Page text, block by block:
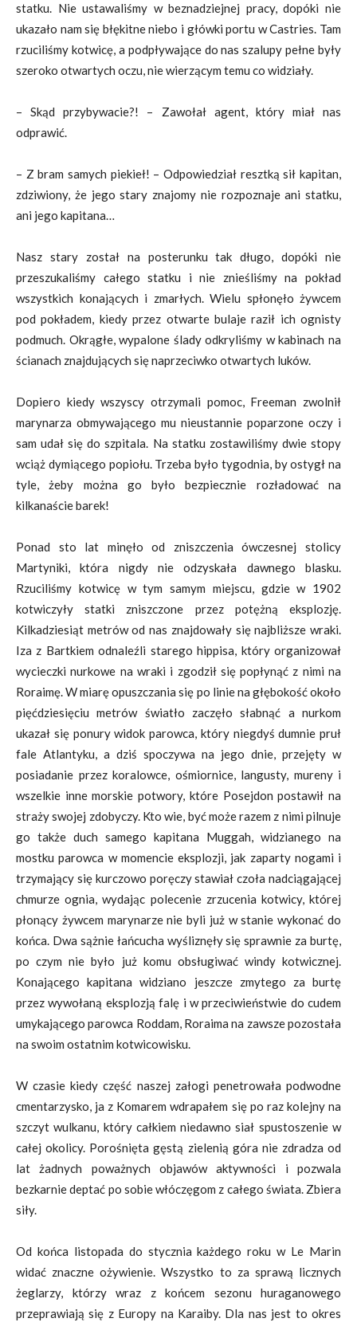
statku. Nie ustawaliśmy w beznadziejnej pracy, dopóki nie
ukazało nam się błękitne niebo i główki portu w Castries. Tam
rzuciliśmy kotwicę, a podpływające do nas szalupy pełne były
szeroko otwartych oczu, nie wierzącym temu co widziały.
– Skąd przybywacie?! – Zawołał agent, który miał nas
odprawić.
– Z bram samych piekieł! – Odpowiedział resztką sił kapitan,
zdziwiony, że jego stary znajomy nie rozpoznaje ani statku,
ani jego kapitana…
Nasz stary został na posterunku tak długo, dopóki nie
przeszukaliśmy całego statku i nie znieśliśmy na pokład
wszystkich konających i zmarłych. Wielu spłonęło żywcem
pod pokładem, kiedy przez otwarte bulaje raził ich ognisty
podmuch. Okrągłe, wypalone ślady odkryliśmy w kabinach na
ścianach znajdujących się naprzeciwko otwartych luków.
Dopiero kiedy wszyscy otrzymali pomoc, Freeman zwolnił
marynarza obmywającego mu nieustannie poparzone oczy i
sam udał się do szpitala. Na statku zostawiliśmy dwie stopy
wciąż dymiącego popiołu. Trzeba było tygodnia, by ostygł na
tyle, żeby można go było bezpiecznie rozładować na
kilkanaście barek!
Ponad sto lat minęło od zniszczenia ówczesnej stolicy
Martyniki, która nigdy nie odzyskała dawnego blasku.
Rzuciliśmy kotwicę w tym samym miejscu, gdzie w 1902
kotwiczyły statki zniszczone przez potężną eksplozję.
Kilkadziesiąt metrów od nas znajdowały się najbliższe wraki.
Iza z Bartkiem odnaleźli starego hippisa, który organizował
wycieczki nurkowe na wraki i zgodził się popłynąć z nimi na
Roraimę. W miarę opuszczania się po linie na głębokość około
pięćdziesięciu metrów światło zaczęło słabnąć a nurkom
ukazał się ponury widok parowca, który niegdyś dumnie pruł
fale Atlantyku, a dziś spoczywa na jego dnie, przejęty w
posiadanie przez koralowce, ośmiornice, langusty, mureny i
wszelkie inne morskie potwory, które Posejdon postawił na
straży swojej zdobyczy. Kto wie, być może razem z nimi pilnuje
go także duch samego kapitana Muggah, widzianego na
mostku parowca w momencie eksplozji, jak zaparty nogami i
trzymający się kurczowo poręczy stawiał czoła nadciągającej
chmurze ognia, wydając polecenie zrzucenia kotwicy, której
płonący żywcem marynarze nie byli już w stanie wykonać do
końca. Dwa sążnie łańcucha wyśliznęły się sprawnie za burtę,
po czym nie było już komu obsługiwać windy kotwicznej.
Konającego kapitana widziano jeszcze zmytego za burtę
przez wywołaną eksplozją falę i w przeciwieństwie do cudem
umykającego parowca Roddam, Roraima na zawsze pozostała
na swoim ostatnim kotwicowisku.
W czasie kiedy część naszej załogi penetrowała podwodne
cmentarzysko, ja z Komarem wdrapałem się po raz kolejny na
szczyt wulkanu, który całkiem niedawno siał spustoszenie w
całej okolicy. Porośnięta gęstą zielenią góra nie zdradza od
lat żadnych poważnych objawów aktywności i pozwala
bezkarnie deptać po sobie włóczęgom z całego świata. Zbiera
siły.
Od końca listopada do stycznia każdego roku w Le Marin
widać znaczne ożywienie. Wszystko to za sprawą licznych
żeglarzy, którzy wraz z końcem sezonu huraganowego
przeprawiają się z Europy na Karaiby. Dla nas jest to okres